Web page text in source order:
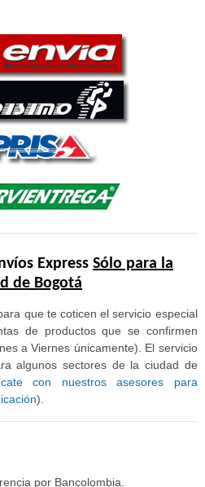
Express Sólo para la
de Bogotá
que te coticen el servicio especial
de productos que se confirmen
a Viernes únicamente). El servicio
algunos sectores de la ciudad de
con nuestros asesores para
).
por Bancolombia.